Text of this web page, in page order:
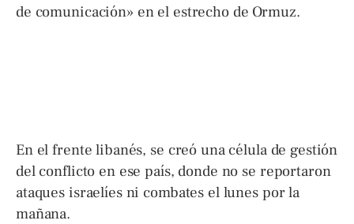
de comunicación» en el estrecho de Ormuz.
En el frente libanés, se creó una célula de gestión
del conflicto en ese país, donde no se reportaron
ataques israelíes ni combates el lunes por la
mañana.